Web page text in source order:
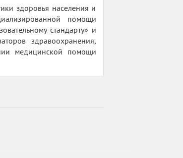
здоровья населения и
помощи
стандарту» и
здравоохранения,
медицинской помощи